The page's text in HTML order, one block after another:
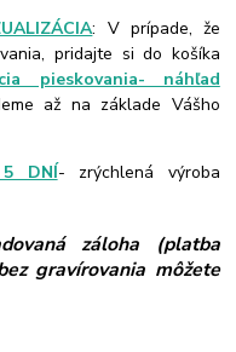
: V prípade, že
pridajte si do košíka
pieskovania- náhľad
až na základe Vášho
5 DNÍ- zrýchlená výroba
záloha (platba
gravírovania môžete